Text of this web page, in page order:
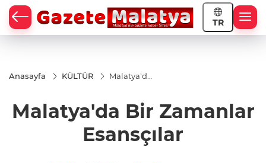
TR
Anasayfa KÜLTÜR
Malatya'da
Esansçılar
Malatya'da Bir Zamanlar
Esansçılar